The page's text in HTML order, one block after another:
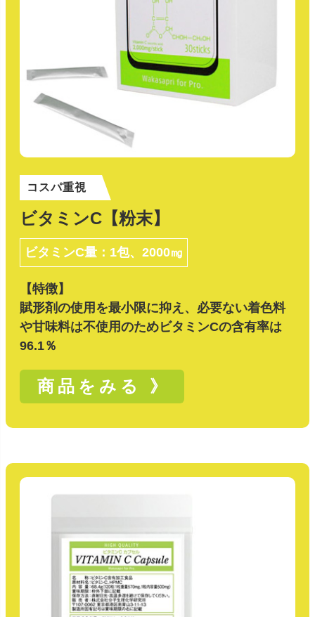
コスパ重視
ビタミンC【粉末】
ビタミンC量：1包、2000㎎
【特徴】
賦形剤の使用を最小限に抑え、必要ない着色料
や甘味料は不使用のためビタミンCの含有率は
96.1％
商品をみる 》